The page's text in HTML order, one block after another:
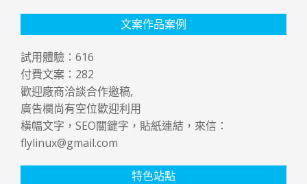
文案作品案例
試用體驗： 616
付費文案： 282
歡迎廠商洽談合作邀稿,
廣告欄尚有空位歡迎利用
橫幅文字，SEO關鍵字，貼紙連結，來信：
flylinux@gmail.com
特色站點